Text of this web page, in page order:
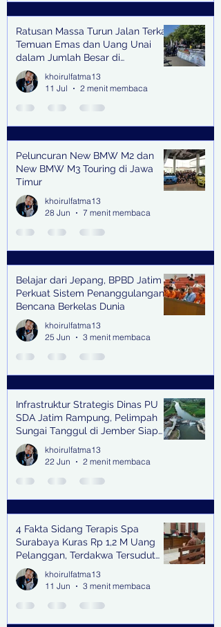
Ratusan Massa Turun Jalan Terkait
Temuan Emas dan Uang Unai
dalam Jumlah Besar di
Lingkungan Jampidsus Kejaksaan
Agung RI di Jakarta
khoirulfatma13
11 Jul
2 menit membaca
Peluncuran New BMW M2 dan
New BMW M3 Touring di Jawa
Timur
khoirulfatma13
28 Jun
7 menit membaca
Belajar dari Jepang, BPBD Jatim
Perkuat Sistem Penanggulangan
Bencana Berkelas Dunia
khoirulfatma13
25 Jun
3 menit membaca
Infrastruktur Strategis Dinas PU
SDA Jatim Rampung, Pelimpah
Sungai Tanggul di Jember Siap
Bangkitkan Swasembada Pangan
dan Pengendali Banjir
khoirulfatma13
22 Jun
2 menit membaca
4 Fakta Sidang Terapis Spa
Surabaya Kuras Rp 1,2 M Uang
Pelanggan, Terdakwa Tersudut
oleh Keterangan Saksi Kunci
khoirulfatma13
11 Jun
3 menit membaca